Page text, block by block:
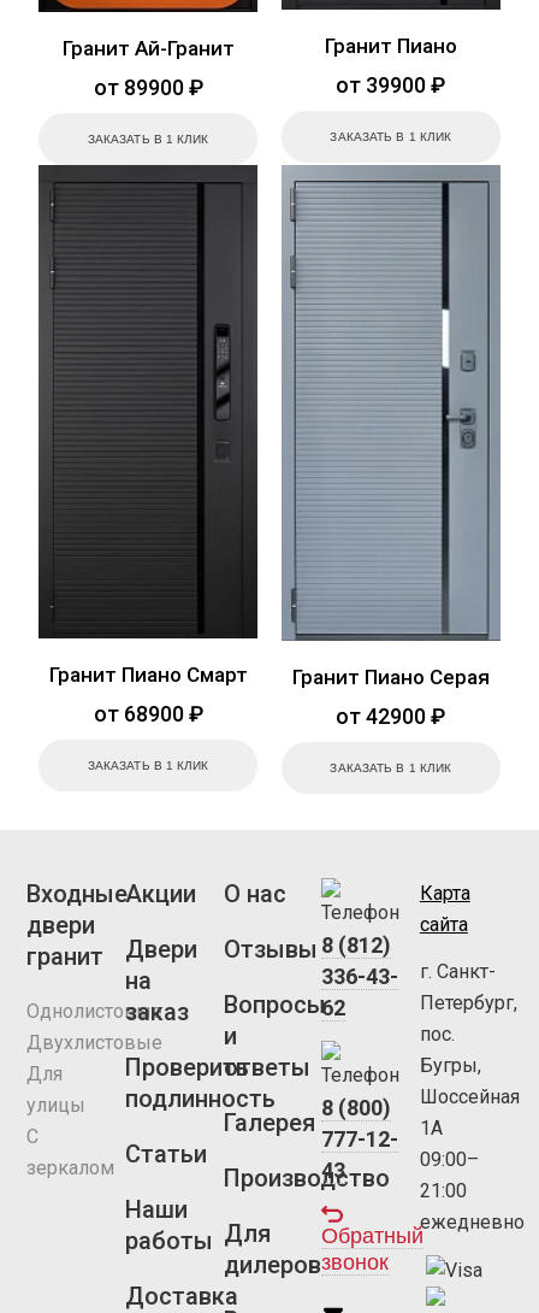
Гранит Ай-Гранит
от 89900 ₽
ЗАКАЗАТЬ В 1 КЛИК
Гранит Пиано
от 39900 ₽
ЗАКАЗАТЬ В 1 КЛИК
Гранит Пиано Смарт
от 68900 ₽
ЗАКАЗАТЬ В 1 КЛИК
Гранит Пиано Серая
от 42900 ₽
ЗАКАЗАТЬ В 1 КЛИК
Входные
двери
гранит
Однолистовые
Двухлистовые
Для
улицы
С
зеркалом
Акции
Двери
на
заказ
Проверить
подлинность
Статьи
Наши
работы
Доставка
О нас
Отзывы
Вопросы
и
ответы
Галерея
Производство
Для
дилеров
8 (812)
336-43-
62
8 (800)
777-12-
43
Обратный
звонок
Карта
сайта
г. Санкт-
Петербург,
пос.
Бугры,
Шоссейная
1А
09:00–
21:00
ежедневно